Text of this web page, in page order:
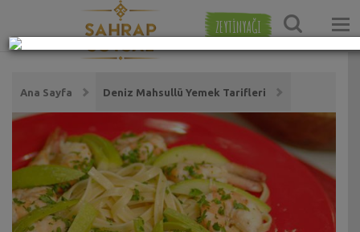
ZEYTİNYAĞI
Ana Sayfa Deniz Mahsullü Yemek Tarifleri